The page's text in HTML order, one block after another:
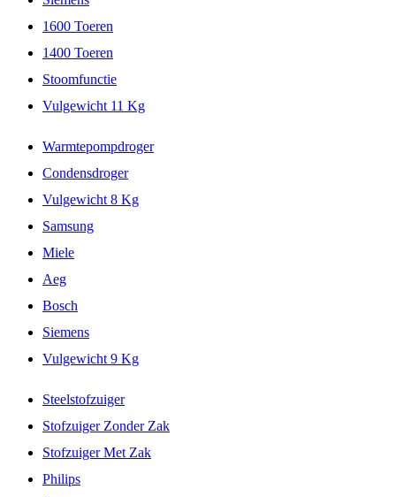
1600 Toeren
1400 Toeren
Stoomfunctie
Vulgewicht 11 Kg
Warmtepompdroger
Condensdroger
Vulgewicht 8 Kg
Samsung
Miele
Aeg
Bosch
Siemens
Vulgewicht 9 Kg
Steelstofzuiger
Stofzuiger Zonder Zak
Stofzuiger Met Zak
Philips